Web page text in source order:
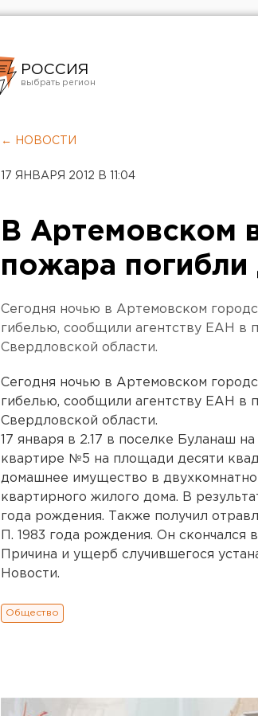
РОССИЯ
Челябинск
← НОВОСТИ
17 ЯНВАРЯ 2012 В 11:04
В Артемовском
пожара погибли
Сегодня ночью в Артемовском
гибелью, сообщили агентству ЕАН
Свердловской области.
Сегодня ночью в Артемовском
гибелью, сообщили агентству ЕАН
Свердловской области.
17 января в 2.17 в поселке Буланаш
квартире №5 на площади десяти
домашнее имущество в
квартирного жилого дома. В
года рождения. Также получил
П. 1983 года рождения. Он
Причина и ущерб случившегося
Новости.
Общество